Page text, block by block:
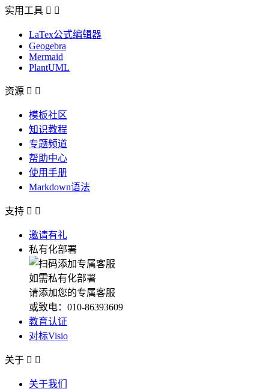
实用工具  
LaTex公式编辑器
Geogebra
Mermaid
PlantUML
资源  
模板社区
知识教程
专题频道
帮助中心
使用手册
Markdown语法
支持  
邀请有礼
私有化部署
如需私有化部署
请添加您的专属客服
或致电：010-86393609
教育认证
对标Visio
关于  
关于我们